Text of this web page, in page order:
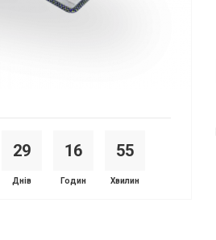
29
Днів
16
Годин
55
Хвилин